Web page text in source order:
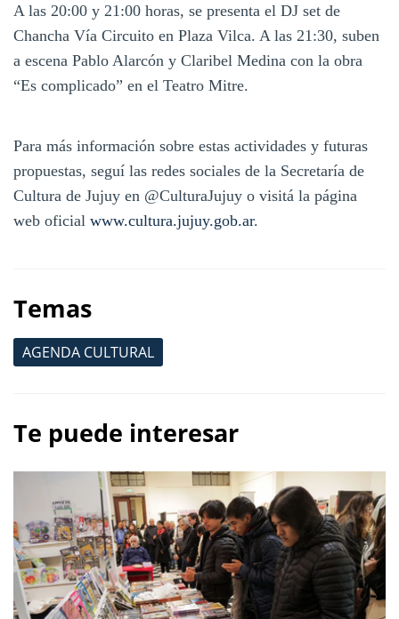
A las 20:00 y 21:00 horas, se presenta el DJ set de
Chancha Vía Circuito en Plaza Vilca. A las 21:30, suben
a escena Pablo Alarcón y Claribel Medina con la obra
“Es complicado” en el Teatro Mitre.
Para más información sobre estas actividades y futuras
propuestas, seguí las redes sociales de la Secretaría de
Cultura de Jujuy en @CulturaJujuy o visitá la página
web oficial www.cultura.jujuy.gob.ar.
Temas
AGENDA CULTURAL
Te puede interesar